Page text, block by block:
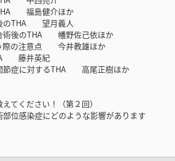
福島健介ほか
のTHA 望月義人
術後のTHA 幡野佐己依ほか
際の注意点 今井教雄ほか
藤井英紀
節症に対するTHA 高尾正樹ほか
てください！（第２回）
部位感染症にどのような影響があります